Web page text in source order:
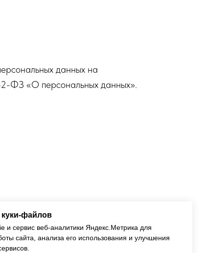
данных на
ФЗ «О персональных данных».
по адресу Оператора либо на
куки-файлов
сервис веб-аналитики Яндекс.Метрика для
сайта, анализа его использования и улучшения